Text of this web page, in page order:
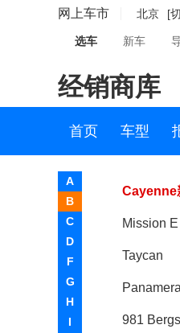
网上车市 北京 [
选车 新车
经销商库
首页 车型
A
B
C
D
F
G
H
I
Panamera
Macan
保时捷
Cayenne
Mission E
Taycan
981